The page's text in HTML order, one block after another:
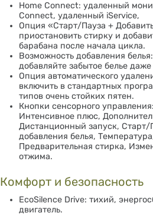
Home Connect: удаленный
Connect, удаленный iService,
Опция «Старт/Пауза +
приостановить стирку и
барабана после начала цикла.
Возможность добавления
добавляйте забытое белье
Опция автоматического
включить в стандартных
типов очень стойких пятен.
Кнопки сенсорного
Интенсивное плюс,
Дистанционный запуск, Старт/
добавления белья,
Предварительная стирка,
отжима.
Комфорт и безопасность
EcoSilence Drive: тихий,
двигатель.